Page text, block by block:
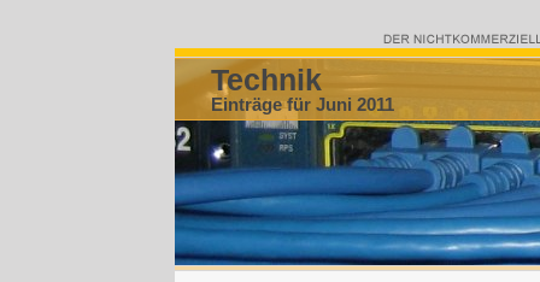
Technik
Einträge für Juni 2011